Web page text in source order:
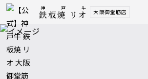
神戸牛
鉄板焼 リオ 大阪御堂筋店